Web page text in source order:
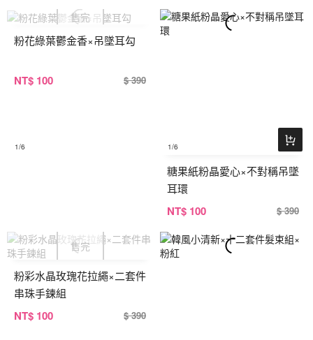
1/6
粉花綠葉鬱金香×吊墜耳勾
NT$ 100 $ 390
1/6
糖果紙粉晶愛心×不對稱吊墜
耳環
NT$ 100 $ 390
粉彩水晶玫瑰花拉繩×二套件
串珠手鍊組
NT$ 100 $ 390